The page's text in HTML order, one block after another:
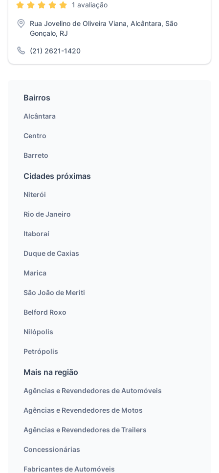
1 avaliação
Rua Jovelino de Oliveira Viana, Alcântara, São
Gonçalo, RJ
(21) 2621-1420
Bairros
Alcântara
Centro
Barreto
Cidades próximas
Niterói
Rio de Janeiro
Itaboraí
Duque de Caxias
Marica
São João de Meriti
Belford Roxo
Nilópolis
Petrópolis
Mais na região
Agências e Revendedores de Automóveis
Agências e Revendedores de Motos
Agências e Revendedores de Trailers
Concessionárias
Fabricantes de Automóveis